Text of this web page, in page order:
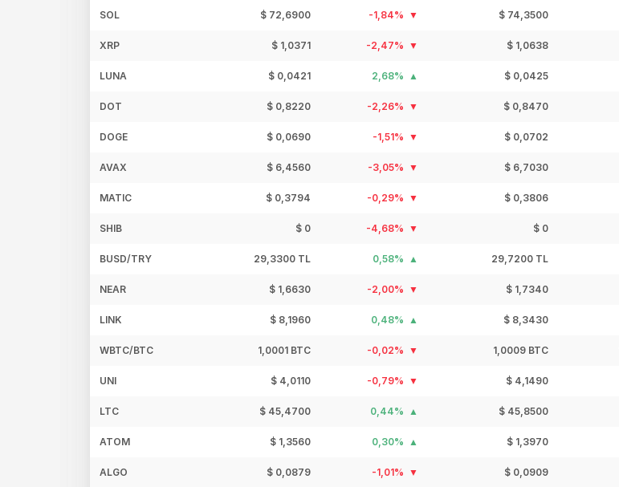
SOL $ 72,6900 -1,84% $ 74,3500
XRP $ 1,0371 -2,47% $ 1,0638
LUNA $ 0,0421 2,68% $ 0,0425
DOT $ 0,8220 -2,26% $ 0,8470
DOGE $ 0,0690 -1,51% $ 0,0702
AVAX $ 6,4560 -3,05% $ 6,7030
MATIC $ 0,3794 -0,29% $ 0,3806
SHIB $ 0 -4,68% $ 0
BUSD/TRY 29,3300 TL 0,58% 29,7200 TL
NEAR $ 1,6630 -2,00% $ 1,7340
LINK $ 8,1960 0,48% $ 8,3430
WBTC/BTC 1,0001 BTC -0,02% 1,0009 BTC
UNI $ 4,0110 -0,79% $ 4,1490
LTC $ 45,4700 0,44% $ 45,8500
ATOM $ 1,3560 0,30% $ 1,3970
ALGO $ 0,0879 -1,01% $ 0,0909